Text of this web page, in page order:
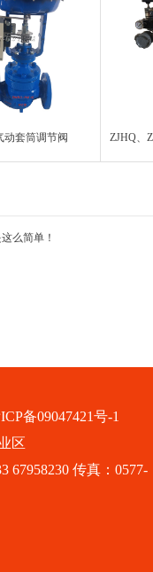
动套筒调节阀 ZJHQ、
么简单！
备09047421号-1
区
67958230 传真：0577-